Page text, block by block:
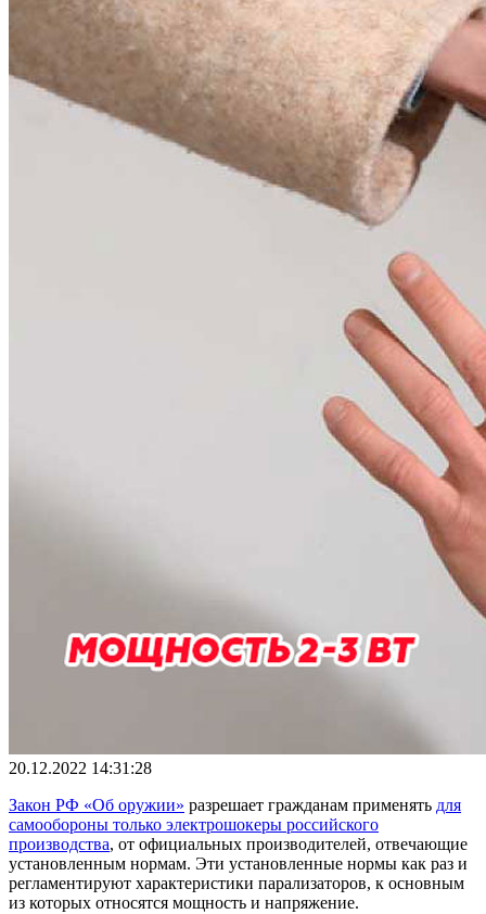
20.12.2022 14:31:28
Закон РФ «Об оружии» разрешает гражданам применять для
самообороны только электрошокеры российского
производства, от официальных производителей, отвечающие
установленным нормам. Эти установленные нормы как раз и
регламентируют характеристики парализаторов, к основным
из которых относятся мощность и напряжение.